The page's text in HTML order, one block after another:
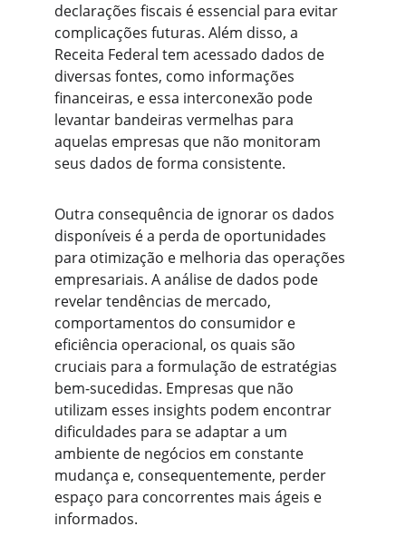
declarações fiscais é essencial para evitar
complicações futuras. Além disso, a
Receita Federal tem acessado dados de
diversas fontes, como informações
financeiras, e essa interconexão pode
levantar bandeiras vermelhas para
aquelas empresas que não monitoram
seus dados de forma consistente.
Outra consequência de ignorar os dados
disponíveis é a perda de oportunidades
para otimização e melhoria das operações
empresariais. A análise de dados pode
revelar tendências de mercado,
comportamentos do consumidor e
eficiência operacional, os quais são
cruciais para a formulação de estratégias
bem-sucedidas. Empresas que não
utilizam esses insights podem encontrar
dificuldades para se adaptar a um
ambiente de negócios em constante
mudança e, consequentemente, perder
espaço para concorrentes mais ágeis e
informados.